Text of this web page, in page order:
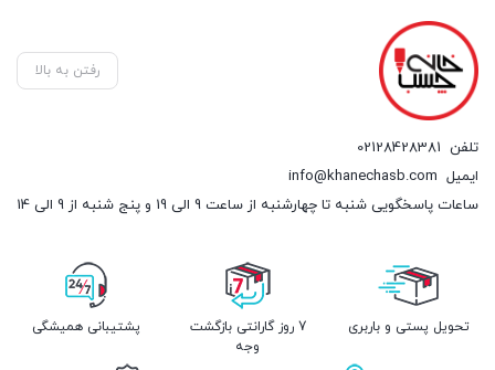
رفتن به بالا
تلفن 02128428381
ایمیل info@khanechasb.com
ساعات پاسخگویی شنبه تا چهارشنبه از ساعت 9 الی 19 و پنج شنبه از 9 الی 14
تحویل پستی و باربری
7 روز گارانتی بازگشت
وجه
پشتیبانی همیشگی